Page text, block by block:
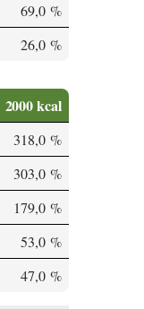
69,0 %
26,0 %
2000 kcal
318,0 %
303,0 %
179,0 %
53,0 %
47,0 %